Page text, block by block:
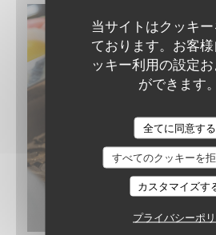
当サイトはクッキ
ております。お客
ッキー利用の設定
ができます。
全てに同意する
すべてのクッキーを
カスタマイズす
プライバシーポ